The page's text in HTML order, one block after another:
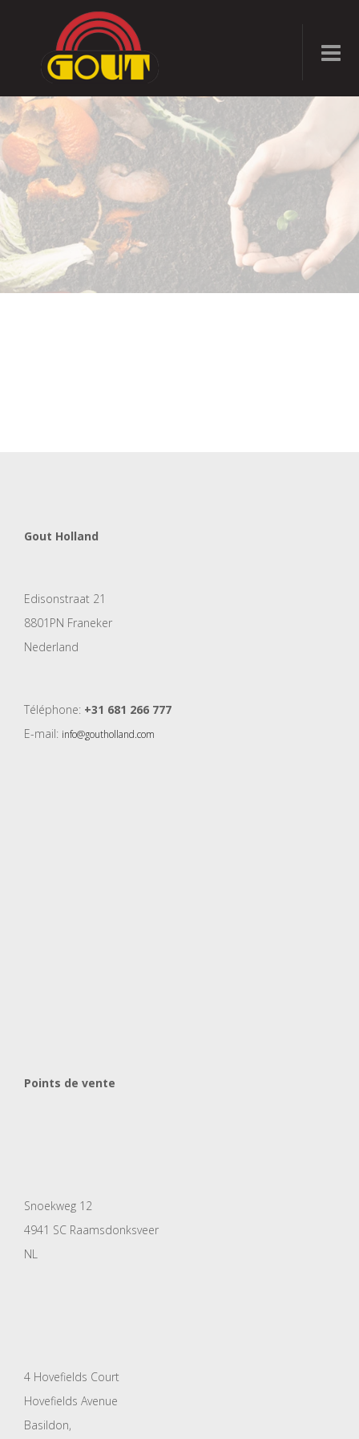
Gout Holland
Edisonstraat 21
8801PN Franeker
Nederland
Téléphone: +31 681 266 777
E-mail: info@goutholland.com
Points de vente
Snoekweg 12
4941 SC Raamsdonksveer
NL
4 Hovefields Court
Hovefields Avenue
Basildon,